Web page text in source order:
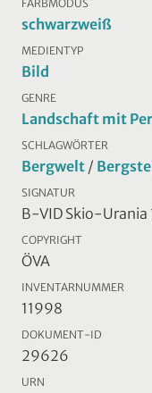
FARBMODUS
schwarzweiß
MEDIENTYP
Bild
GENRE
Landschaft mit
SCHLAGWÖRTER
Bergwelt /
SIGNATUR
B-VID Skio-Urania
COPYRIGHT
ÖVA
INVENTARNUMMER
11998
DOKUMENT-ID
29626
URN